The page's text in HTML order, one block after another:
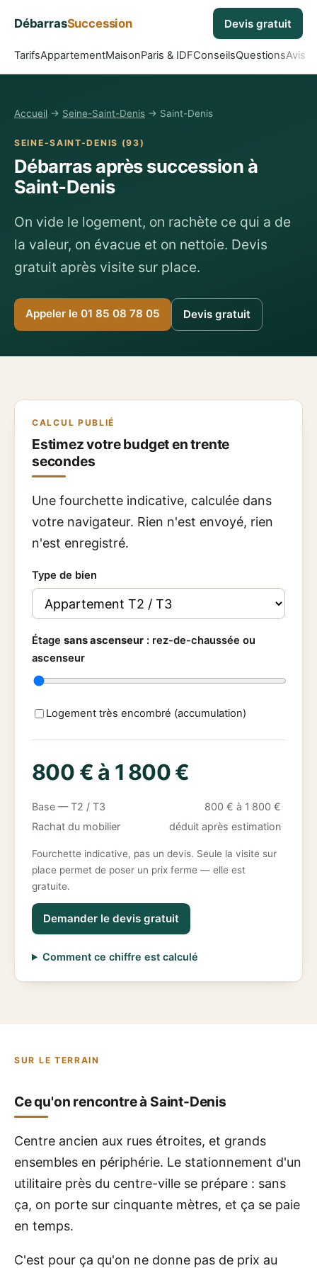
DébarrasSuccession
TarifsAppartementMaisonParis & IDFConseilsQuestionsAvis
Devis gratuit
Accueil → Seine-Saint-Denis → Saint-Denis
SEINE-SAINT-DENIS (93)
Débarras après succession à
Saint-Denis
On vide le logement, on rachète ce qui a de
la valeur, on évacue et on nettoie. Devis
gratuit après visite sur place.
Appeler le 01 85 08 78 05 Devis gratuit
CALCUL PUBLIÉ
Estimez votre budget en trente
secondes
Une fourchette indicative, calculée dans
votre navigateur. Rien n'est envoyé, rien
n'est enregistré.
Type de bien
Étage sans ascenseur : rez-de-chaussée ou
ascenseur
Logement très encombré (accumulation)
800 € à 1 800 €
Base — T2 / T3
800 € à 1 800 €
Rachat du mobilier
déduit après estimation
Fourchette indicative, pas un devis. Seule la visite sur
place permet de poser un prix ferme — elle est
gratuite.
Demander le devis gratuit
Comment ce chiffre est calculé
SUR LE TERRAIN
Ce qu'on rencontre à Saint-Denis
Centre ancien aux rues étroites, et grands
ensembles en périphérie. Le stationnement d'un
utilitaire près du centre-ville se prépare : sans
ça, on porte sur cinquante mètres, et ça se paie
en temps.
C'est pour ça qu'on ne donne pas de prix au